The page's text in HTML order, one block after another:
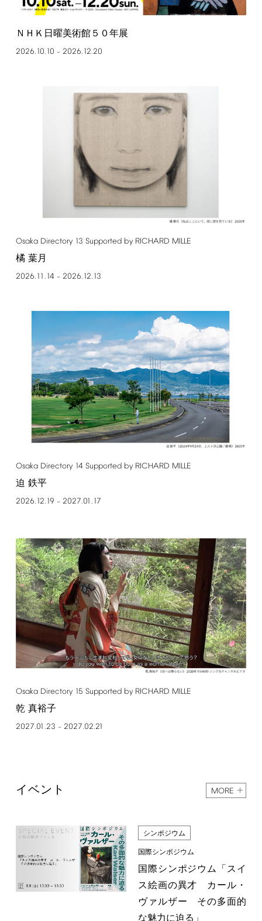
ＮＨＫ日曜美術館５０年展
2026.10.10 – 2026.12.20
Osaka Directory 13 Supported by RICHARD MILLE
橘 葉月
2026.11.14– 2026.12.13
Osaka Directory 14 Supported by RICHARD MILLE
迫 鉄平
2026.12.19 – 2027.01.17
Osaka Directory 15 Supported by RICHARD MILLE
乾 真裕子
2027.01.23 – 2027.02.21
イベント MORE
シンポジウム
国際シンポジウム
国際シンポジウム「スイ
ス絵画の異才 カール・
ヴァルザー その多面的
な魅力に迫る」